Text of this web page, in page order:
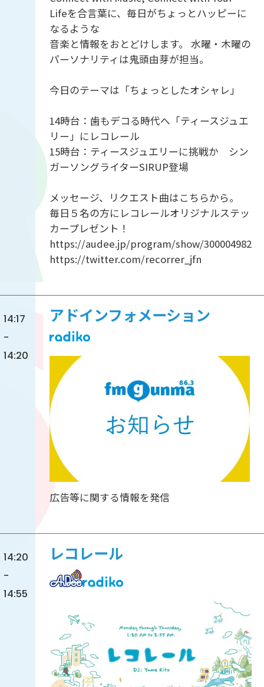
Lifeを合言葉に、毎日がちょっとハッピーに
なるような
音楽と情報をおとどけします。 水曜・木曜の
パーソナリティは鬼頭由芽が担当。
今日のテーマは「ちょっとしたオシャレ」
14時台：歯もデコる時代へ「ティースジュエ
リー」にレコレール
15時台：ティースジュエリーに挑戦か シン
ガーソングライターSIRUP登場
メッセージ、リクエスト曲はこちらから。
毎日５名の方にレコレールオリジナルステッ
カープレゼント！
https://audee.jp/program/show/300004982
https://twitter.com/recorrer_jfn
14:17
-
14:20
アドインフォメーション
広告等に関する情報を発信
14:20
-
14:55
レコレール